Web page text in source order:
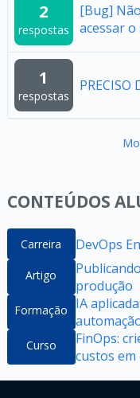
2
respostas
[Bug]
acessar
1
respostas
PRECISO
CONTEÚDOS
Carreira DevOps
Artigo
produção
Formação
IA
Curso
FinOps:
custos em